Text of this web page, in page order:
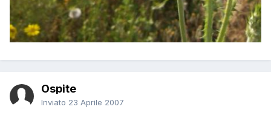
Ospite
Inviato 23 Aprile 2007